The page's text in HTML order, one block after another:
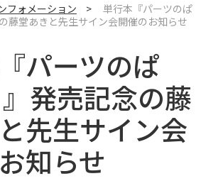
フォメーション >
単行本『パーツのぱ
藤堂あきと先生サイン会開催のお知らせ
パーツのぱ
』発売記念の藤
先生サイン会
知らせ